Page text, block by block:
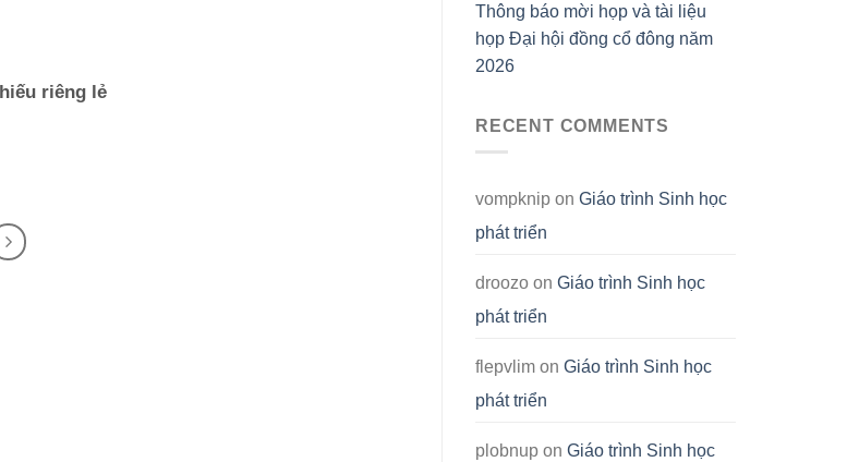
riêng lẻ
Thông báo mời họp và tài liệu
họp Đại hội đồng cổ đông năm
2026
RECENT COMMENTS
vompknip on Giáo trình Sinh học
phát triển
droozo on Giáo trình Sinh học
phát triển
flepvlim on Giáo trình Sinh học
phát triển
plobnup on Giáo trình Sinh học